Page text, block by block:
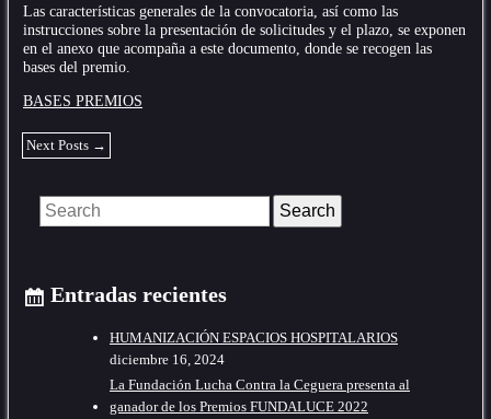
Las características generales de la convocatoria, así como las
instrucciones sobre la presentación de solicitudes y el plazo, se exponen
en el anexo que acompaña a este documento, donde se recogen las
bases del premio.
BASES PREMIOS
Next Posts →
Search
Entradas recientes
HUMANIZACIÓN ESPACIOS HOSPITALARIOS
diciembre 16, 2024
La Fundación Lucha Contra la Ceguera presenta al
ganador de los Premios FUNDALUCE 2022